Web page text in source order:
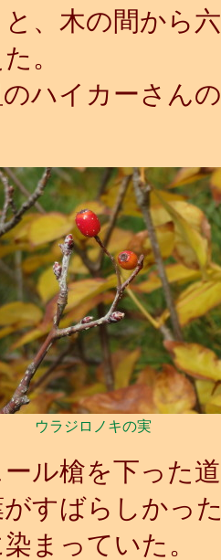
と、木の間から
。
ハイカーさん
ウラジロノキの実
ル槍を下った
すばらしかっ
まっていた。